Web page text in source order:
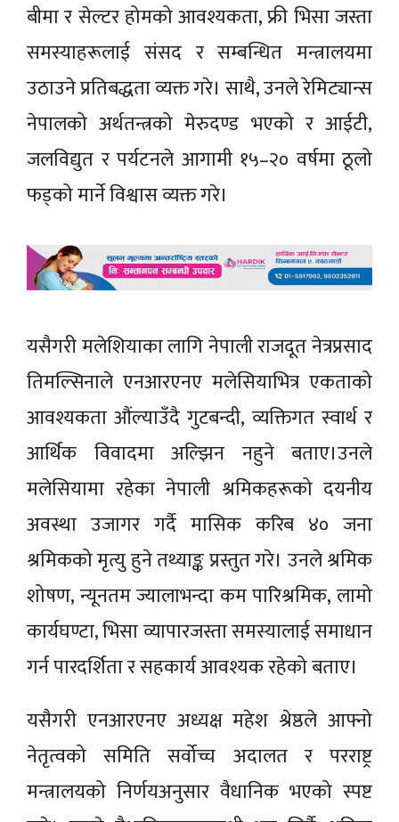
बीमा र सेल्टर होमको आवश्यकता, फ्री भिसा जस्ता
समस्याहरूलाई संसद र सम्बन्धित मन्त्रालयमा
उठाउने प्रतिबद्धता व्यक्त गरे। साथै, उनले रेमिट्यान्स
नेपालको अर्थतन्त्रको मेरुदण्ड भएको र आईटी,
जलविद्युत र पर्यटनले आगामी १५–२० वर्षमा ठूलो
फड्को मार्ने विश्वास व्यक्त गरे।
यसैगरी मलेशियाका लागि नेपाली राजदूत नेत्रप्रसाद
तिमल्सिनाले एनआरएनए मलेसियाभित्र एकताको
आवश्यकता औंल्याउँदै गुटबन्दी, व्यक्तिगत स्वार्थ र
आर्थिक विवादमा अल्झिन नहुने बताए।उनले
मलेसियामा रहेका नेपाली श्रमिकहरूको दयनीय
अवस्था उजागर गर्दै मासिक करिब ४० जना
श्रमिकको मृत्यु हुने तथ्याङ्क प्रस्तुत गरे। उनले श्रमिक
शोषण, न्यूनतम ज्यालाभन्दा कम पारिश्रमिक, लामो
कार्यघण्टा, भिसा व्यापारजस्ता समस्यालाई समाधान
गर्न पारदर्शिता र सहकार्य आवश्यक रहेको बताए।
यसैगरी एनआरएनए अध्यक्ष महेश श्रेष्ठले आफ्नो
नेतृत्वको समिति सर्वोच्च अदालत र परराष्ट्र
मन्त्रालयको निर्णयअनुसार वैधानिक भएको स्पष्ट